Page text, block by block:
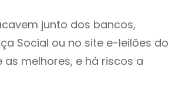
junto dos bancos,
Social ou no site e-leilões do
melhores, e há riscos a